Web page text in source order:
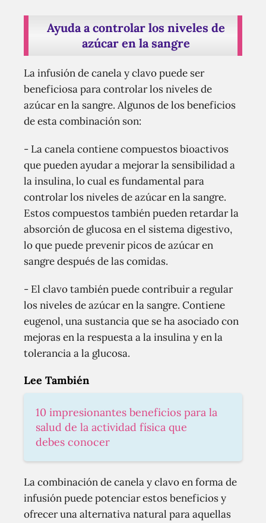
Ayuda a controlar los niveles de
azúcar en la sangre
La infusión de canela y clavo puede ser
beneficiosa para controlar los niveles de
azúcar en la sangre. Algunos de los beneficios
de esta combinación son:
- La canela contiene compuestos bioactivos
que pueden ayudar a mejorar la sensibilidad a
la insulina, lo cual es fundamental para
controlar los niveles de azúcar en la sangre.
Estos compuestos también pueden retardar la
absorción de glucosa en el sistema digestivo,
lo que puede prevenir picos de azúcar en
sangre después de las comidas.
- El clavo también puede contribuir a regular
los niveles de azúcar en la sangre. Contiene
eugenol, una sustancia que se ha asociado con
mejoras en la respuesta a la insulina y en la
tolerancia a la glucosa.
Lee También
10 impresionantes beneficios para la
salud de la actividad física que
debes conocer
La combinación de canela y clavo en forma de
infusión puede potenciar estos beneficios y
ofrecer una alternativa natural para aquellas